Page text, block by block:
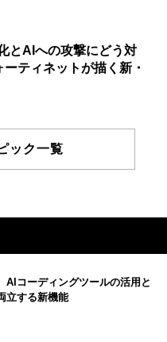
とAIへの攻撃にどう対
ティネットが描く新・
ック一覧
AIコーディングツールの活用と
立する新機能